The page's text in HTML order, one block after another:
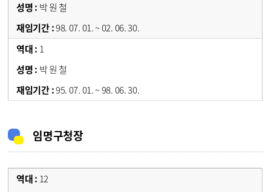
박 원 철
98. 07. 01. ~ 02. 06. 30.
1
박 원 철
95. 07. 01. ~ 98. 06. 30.
임명구청장
12